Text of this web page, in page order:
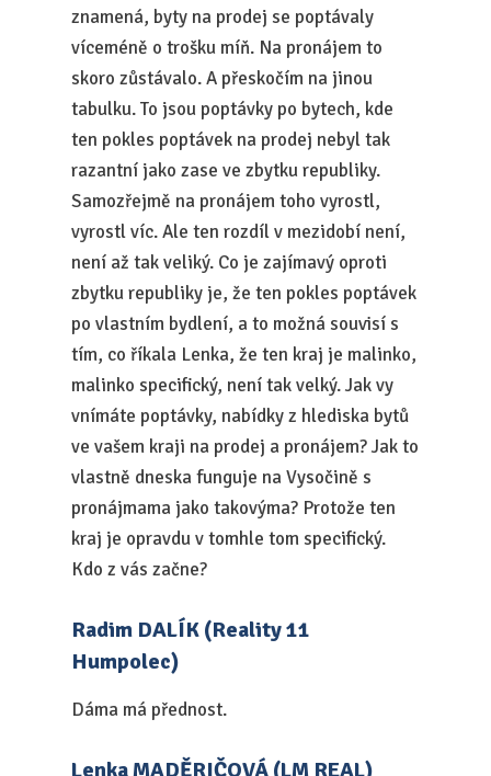
znamená, byty na prodej se poptávaly
víceméně o trošku míň. Na pronájem to
skoro zůstávalo. A přeskočím na jinou
tabulku. To jsou poptávky po bytech, kde
ten pokles poptávek na prodej nebyl tak
razantní jako zase ve zbytku republiky.
Samozřejmě na pronájem toho vyrostl,
vyrostl víc. Ale ten rozdíl v mezidobí není,
není až tak veliký. Co je zajímavý oproti
zbytku republiky je, že ten pokles poptávek
po vlastním bydlení, a to možná souvisí s
tím, co říkala Lenka, že ten kraj je malinko,
malinko specifický, není tak velký. Jak vy
vnímáte poptávky, nabídky z hlediska bytů
ve vašem kraji na prodej a pronájem? Jak to
vlastně dneska funguje na Vysočině s
pronájmama jako takovýma? Protože ten
kraj je opravdu v tomhle tom specifický.
Kdo z vás začne?
Radim DALÍK (Reality 11
Humpolec)
Dáma má přednost.
Lenka MADĚRIČOVÁ (LM REAL)